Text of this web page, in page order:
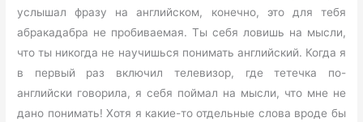
услышал фразу на английском, конечно, это для тебя
абракадабра не пробиваемая. Ты себя ловишь на мысли,
что ты никогда не научишься понимать английский. Когда я
в первый раз включил телевизор, где тетечка по-
английски говорила, я себя поймал на мысли, что мне не
дано понимать! Хотя я какие-то отдельные слова вроде бы